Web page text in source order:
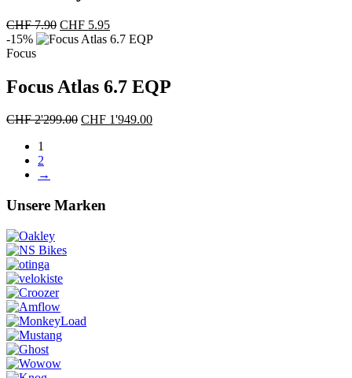
CHF7.90 Ursprünglicher
Preis
CHF 5.95Aktueller
Preis
-15%
Focus
Focus Atlas 6.7 EQP
CHF2'299.00 Ursprünglicher
CHF 1'949.00Aktueller
1
2
→
Unsere Marken